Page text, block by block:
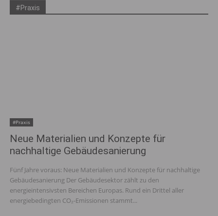
#Praxis
#Praxis
Neue Materialien und Konzepte für
nachhaltige Gebäudesanierung
Fünf Jahre voraus: Neue Materialien und Konzepte für nachhaltige
Gebäudesanierung Der Gebäudesektor zählt zu den
energieintensivsten Bereichen Europas. Rund ein Drittel aller
energiebedingten CO₂-Emissionen stammt...